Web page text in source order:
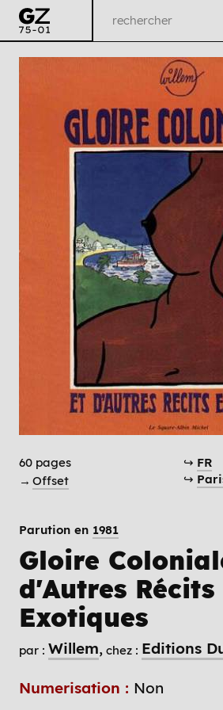
60 pages
→ Offset
↪ FR
↪
Parution en 1981
Gloire
d'Autres Récits
Exotiques
par : Willem chez : Editions
Numerisation : Non